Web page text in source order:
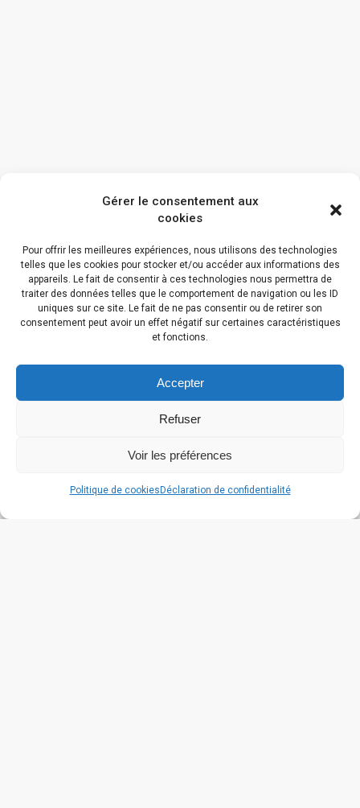
Gérer le consentement aux
cookies
Pour offrir les meilleures expériences, nous utilisons des technologies
telles que les cookies pour stocker et/ou accéder aux informations des
appareils. Le fait de consentir à ces technologies nous permettra de
traiter des données telles que le comportement de navigation ou les ID
uniques sur ce site. Le fait de ne pas consentir ou de retirer son
consentement peut avoir un effet négatif sur certaines caractéristiques
et fonctions.
Accepter
Refuser
Voir les préférences
Politique de cookies Déclaration de confidentialité